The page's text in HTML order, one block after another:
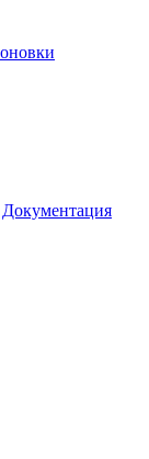
Документация